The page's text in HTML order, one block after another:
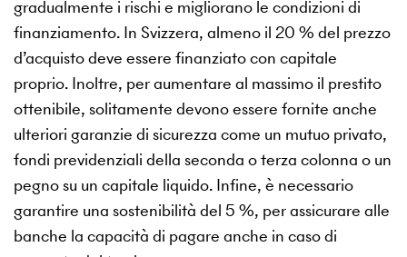
gradualmente i rischi e migliorano le condizioni di
finanziamento. In Svizzera, almeno il 20 % del prezzo
d’acquisto deve essere finanziato con capitale
proprio. Inoltre, per aumentare al massimo il prestito
ottenibile, solitamente devono essere fornite anche
ulteriori garanzie di sicurezza come un mutuo privato,
fondi previdenziali della seconda o terza colonna o un
pegno su un capitale liquido. Infine, è necessario
garantire una sostenibilità del 5 %, per assicurare alle
banche la capacità di pagare anche in caso di